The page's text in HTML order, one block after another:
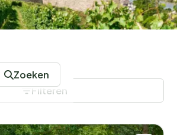
Zoeken
Filteren